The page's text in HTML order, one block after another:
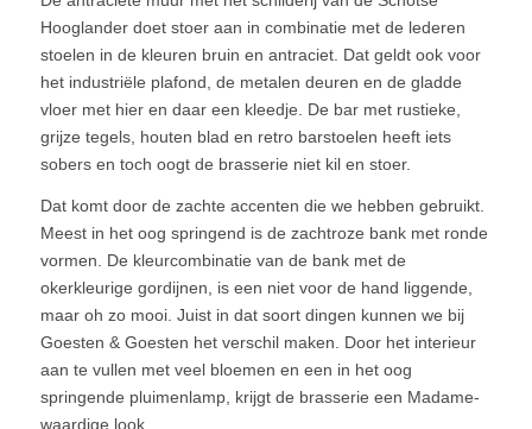
Hooglander doet stoer aan in combinatie met de lederen
stoelen in de kleuren bruin en antraciet. Dat geldt ook voor
het industriële plafond, de metalen deuren en de gladde
vloer met hier en daar een kleedje. De bar met rustieke,
grijze tegels, houten blad en retro barstoelen heeft iets
sobers en toch oogt de brasserie niet kil en stoer.
Dat komt door de zachte accenten die we hebben gebruikt.
Meest in het oog springend is de zachtroze bank met ronde
vormen. De kleurcombinatie van de bank met de
okerkleurige gordijnen, is een niet voor de hand liggende,
maar oh zo mooi. Juist in dat soort dingen kunnen we bij
Goesten & Goesten het verschil maken. Door het interieur
aan te vullen met veel bloemen en een in het oog
springende pluimenlamp, krijgt de brasserie een Madame-
waardige look.